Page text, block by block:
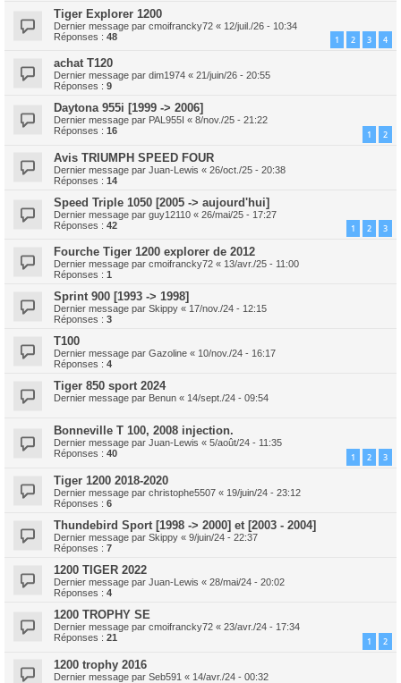
Tiger Explorer 1200
Dernier message par cmoifrancky72 « 12/juil./26 - 10:34
Réponses : 48 1 2 3 4
achat T120
Dernier message par dim1974 « 21/juin/26 - 20:55
Réponses : 9
Daytona 955i [1999 -> 2006]
Dernier message par PAL955I « 8/nov./25 - 21:22
Réponses : 16 1 2
Avis TRIUMPH SPEED FOUR
Dernier message par Juan-Lewis « 26/oct./25 - 20:38
Réponses : 14
Speed Triple 1050 [2005 -> aujourd'hui]
Dernier message par guy12110 « 26/mai/25 - 17:27
Réponses : 42 1 2 3
Fourche Tiger 1200 explorer de 2012
Dernier message par cmoifrancky72 « 13/avr./25 - 11:00
Réponses : 1
Sprint 900 [1993 -> 1998]
Dernier message par Skippy « 17/nov./24 - 12:15
Réponses : 3
T100
Dernier message par Gazoline « 10/nov./24 - 16:17
Réponses : 4
Tiger 850 sport 2024
Dernier message par Benun « 14/sept./24 - 09:54
Bonneville T 100, 2008 injection.
Dernier message par Juan-Lewis « 5/août/24 - 11:35
Réponses : 40 1 2 3
Tiger 1200 2018-2020
Dernier message par christophe5507 « 19/juin/24 - 23:12
Réponses : 6
Thundebird Sport [1998 -> 2000] et [2003 - 2004]
Dernier message par Skippy « 9/juin/24 - 22:37
Réponses : 7
1200 TIGER 2022
Dernier message par Juan-Lewis « 28/mai/24 - 20:02
Réponses : 4
1200 TROPHY SE
Dernier message par cmoifrancky72 « 23/avr./24 - 17:34
Réponses : 21 1 2
1200 trophy 2016
Dernier message par Seb591 « 14/avr./24 - 00:32